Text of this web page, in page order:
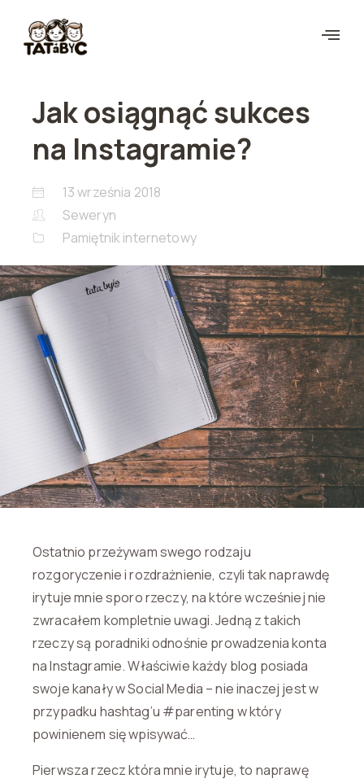
Jak osiągnąć sukces
na Instagramie?
13 września 2018
Seweryn
Pamiętnik internetowy
Ostatnio przeżywam swego rodzaju
rozgoryczenie i rozdrażnienie, czyli tak naprawdę
irytuje mnie sporo rzeczy, na które wcześniej nie
zwracałem kompletnie uwagi. Jedną z takich
rzeczy są poradniki odnośnie prowadzenia konta
na Instagramie. Właściwie każdy blog posiada
swoje kanały w Social Media – nie inaczej jest w
przypadku hashtag’u #parenting w który
powinienem się wpisywać…
Pierwsza rzecz która mnie irytuje, to naprawę